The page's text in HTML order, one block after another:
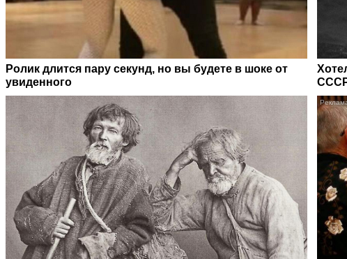
Ролик длится пару секунд, но вы будете в шоке от
увиденного
СССР